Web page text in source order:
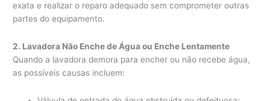
exata e realizar o reparo adequado sem comprometer outras
partes do equipamento.
2. Lavadora Não Enche de Água ou Enche Lentamente
Quando a lavadora demora para encher ou não recebe água,
as possíveis causas incluem: